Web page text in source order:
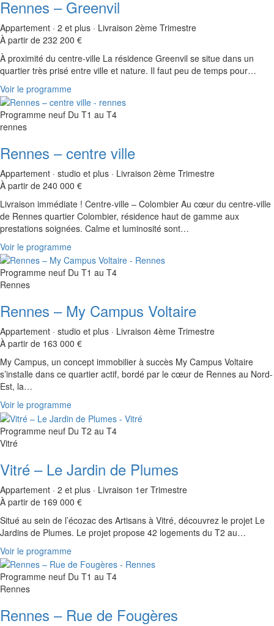
Rennes – Greenvil
Appartement · 2 et plus · Livraison 2ème Trimestre
À partir de 232 200 €
À proximité du centre-ville La résidence Greenvil se situe dans un
quartier très prisé entre ville et nature. Il faut peu de temps pour…
Voir le programme
Programme neuf Du T1 au T4
rennes
Rennes – centre ville
Appartement · studio et plus · Livraison 2ème Trimestre
À partir de 240 000 €
Livraison immédiate ! Centre-ville – Colombier Au cœur du centre-ville
de Rennes quartier Colombier, résidence haut de gamme aux
prestations soignées. Calme et luminosité sont…
Voir le programme
Programme neuf Du T1 au T4
Rennes
Rennes – My Campus Voltaire
Appartement · studio et plus · Livraison 4ème Trimestre
À partir de 163 000 €
My Campus, un concept immobilier à succès My Campus Voltaire
s’installe dans ce quartier actif, bordé par le cœur de Rennes au Nord-
Est, la…
Voir le programme
Programme neuf Du T2 au T4
Vitré
Vitré – Le Jardin de Plumes
Appartement · 2 et plus · Livraison 1er Trimestre
À partir de 169 000 €
Situé au sein de l’écozac des Artisans à Vitré, découvrez le projet Le
Jardins de Plumes. Le projet propose 42 logements du T2 au…
Voir le programme
Programme neuf Du T1 au T4
Rennes
Rennes – Rue de Fougères